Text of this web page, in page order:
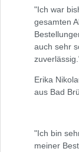
"Ich war
gesamten
auch sehr
Erika
aus Bad
"Ich bin
meiner